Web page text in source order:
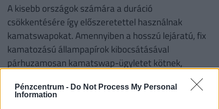
Pénzcentrum - Do Not Process My Personal
Information
A kisebb országok számára a duráció
csökkentésére így előszeretettel használnak
kamatswapokat. Amennyiben a hosszú lejáratú, fix
kamatozású állampapírok kibocsátásával
párhuzamosan kamatswap-ügyletet kötnek,
amelyben fix kamatokat fizet a pénzügyi közvetítő,
s az adósságkezelő ezért cserébe változó